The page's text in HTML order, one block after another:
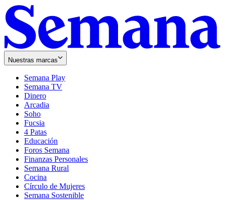
Nuestras marcas
Semana Play
Semana TV
Dinero
Arcadia
Soho
in
new
window
Fucsia
in
new
window
4 Patas
Educación
Foros Semana
Finanzas Personales
Semana Rural
Cocina
Círculo de Mujeres
Semana Sostenible